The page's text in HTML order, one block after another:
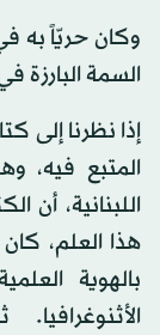
وكان حريّاً به
السمة البارزة
إذا نظرنا إلى
المتبع فيه،
اللبنانية، أن
هذا العلم،
بالهوية